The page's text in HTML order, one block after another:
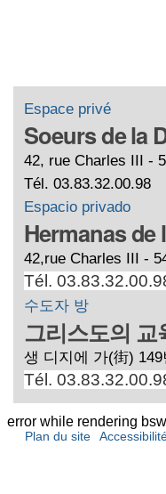
Espace privé
Soeurs de la
42, rue Charles III -
Tél. 03.83.32.00.98
Espacio privado
Hermanas de
42,rue Charles III -
Tél.
수도자 방
그리스도의 교
생 디지에 가(街) 149
Tél.
error while rendering
Plan du site